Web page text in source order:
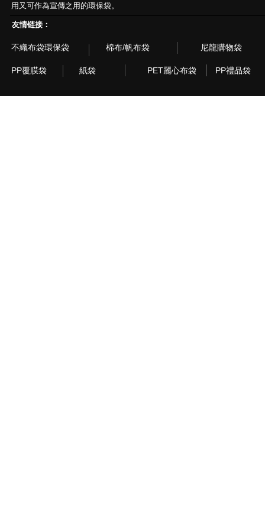
用又可作為宣傳之用的環保袋。
友情链接：
不織布袋環保袋 棉布/帆布袋 尼龍購物袋
PP覆膜袋 紙袋 PET麗心布袋 PP禮品袋